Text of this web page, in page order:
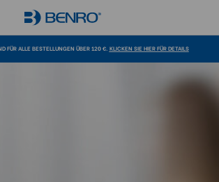
FÜR ALLE BESTELLUNGEN ÜBER 120 €. KLICKEN SIE HIER FÜR DETAILS